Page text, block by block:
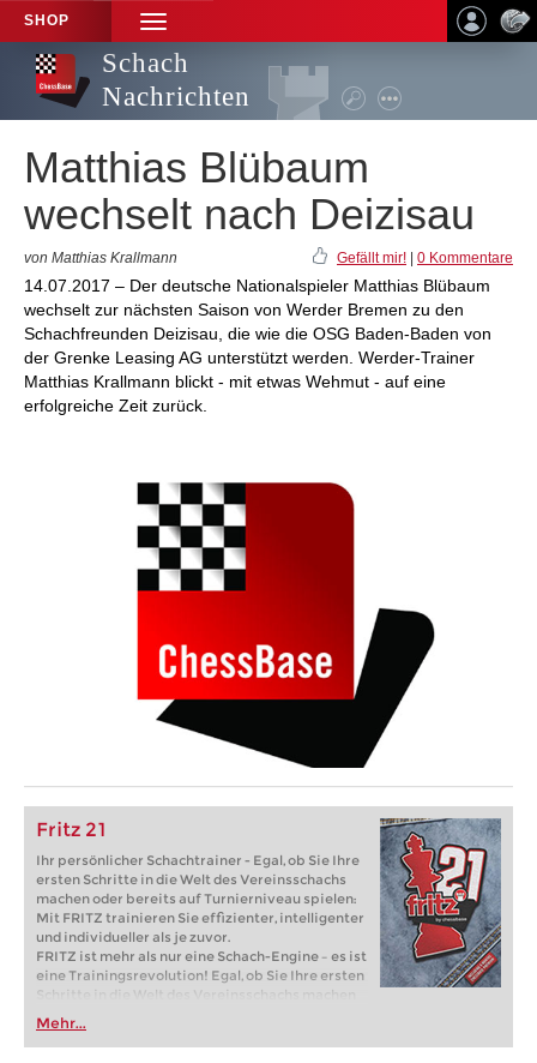
SHOP
TOGGLE
NAVIGATION
Schach
Nachrichten
Matthias Blübaum
wechselt nach Deizisau
von Matthias Krallmann Gefällt mir! 0 Kommentare
14.07.2017 – Der deutsche Nationalspieler Matthias Blübaum
wechselt zur nächsten Saison von Werder Bremen zu den
Schachfreunden Deizisau, die wie die OSG Baden-Baden von
der Grenke Leasing AG unterstützt werden. Werder-Trainer
Matthias Krallmann blickt - mit etwas Wehmut - auf eine
erfolgreiche Zeit zurück.
Fritz 21
Ihr persönlicher Schachtrainer - Egal, ob Sie Ihre
ersten Schritte in die Welt des Vereinsschachs
machen oder bereits auf Turnierniveau spielen:
Mit FRITZ trainieren Sie effizienter, intelligenter
und individueller als je zuvor.
FRITZ ist mehr als nur eine Schach-Engine – es ist
eine Trainingsrevolution! Egal, ob Sie Ihre ersten
Schritte in die Welt des Vereinsschachs machen
oder bereits auf Turnierniveau spielen: Mit
FRITZ trainieren Sie effizienter, intelligenter und
individueller als je zuvor.
Mehr...